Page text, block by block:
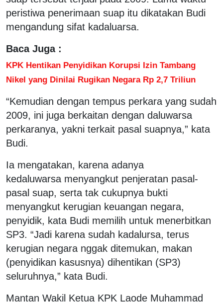
peristiwa penerimaan suap itu dikatakan Budi
mengandung sifat kadaluarsa.
Baca Juga :
KPK Hentikan Penyidikan Korupsi Izin Tambang
Nikel yang Dinilai Rugikan Negara Rp 2,7 Triliun
“Kemudian dengan tempus perkara yang sudah
2009, ini juga berkaitan dengan daluwarsa
perkaranya, yakni terkait pasal suapnya,” kata
Budi.
Ia mengatakan, karena adanya
kedaluwarsa menyangkut penjeratan pasal-
pasal suap, serta tak cukupnya bukti
menyangkut kerugian keuangan negara,
penyidik, kata Budi memilih untuk menerbitkan
SP3. “Jadi karena sudah kadalursa, terus
kerugian negara nggak ditemukan, makan
(penyidikan kasusnya) dihentikan (SP3)
seluruhnya,” kata Budi.
Mantan Wakil Ketua KPK Laode Muhammad